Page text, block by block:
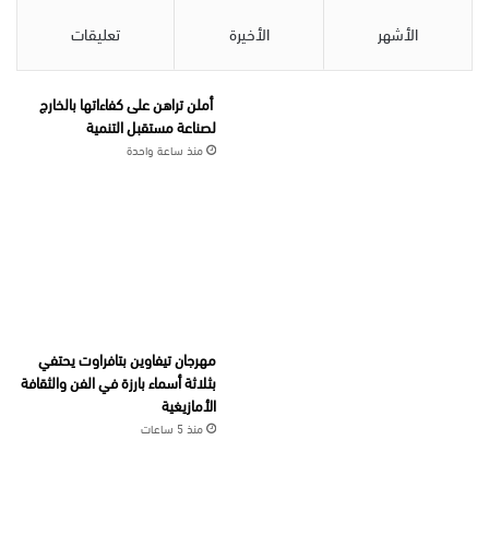
الأشهر الأخيرة تعليقات
أملن تراهن على كفاءاتها بالخارج
لصناعة مستقبل التنمية
منذ ساعة واحدة
مهرجان تيفاوين بتافراوت يحتفي
بثلاثة أسماء بارزة في الفن والثقافة
الأمازيغية
منذ 5 ساعات